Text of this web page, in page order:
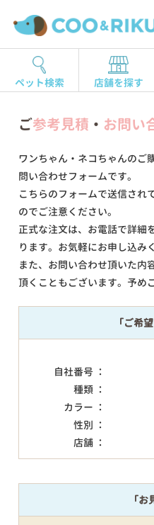
ペット検索 店舗を探す
ご参考見積 ・ お問い
ワンちゃん・ネコちゃんのご
問い合わせフォームです。
こちらのフォームで送信され
のでご注意ください。
正式な注文は、お電話で詳細
ります。お気軽にお申し込み
また、お問い合わせ頂いた内
頂くこともございます。予め
「ご希
自社番号 ：
種類 ：
カラー ：
性別 ：
店舗 ：
「お